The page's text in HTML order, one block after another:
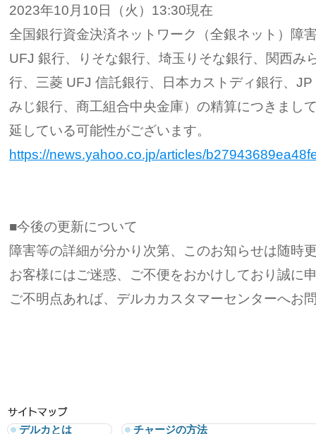
2023年10月10日（火）13:30現在
全国銀行資金決済ネットワーク（全銀ネット）障
UFJ 銀行、りそな銀行、埼玉りそな銀行、関西み
行、三菱 UFJ 信託銀行、日本カストディ銀行、
みじ銀行、商工組合中央金庫）の精算につきまし
延している可能性がございます。
https://news.yahoo.co.jp/articles/
■今後の更新について
障害等の詳細が分かり次第、このお知らせは随時
お客様にはご迷惑、ご不便をおかけしており誠に
ご不明点あれば、デルカカスタマーセンターへお
デルカとは
チャージの方法